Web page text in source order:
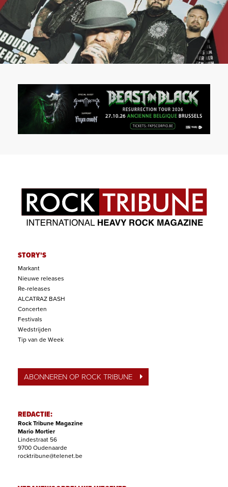
STORY'S
Markant
Nieuwe releases
Re-releases
ALCATRAZ BASH
Concerten
Festivals
Wedstrijden
Tip van de Week
ABONNEREN OP ROCK TRIBUNE
REDACTIE:
Rock Tribune Magazine
Mario Mortier
Lindestraat 56
9700 Oudenaarde
rocktribune@telenet.be